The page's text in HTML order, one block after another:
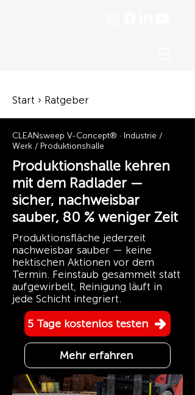
Start › Ratgeber
CLEANsweep V-Concept® · Industrie /
Werk / Produktionshalle
Produktionshalle kehren
mit dem Radlader —
sicher, nachweisbar
sauber, 80 % weniger Zeit
Produktionsfläche jederzeit
nachweisbar sauber — keine
hektischen Aktionen vor dem
Termin. Feinstaub gesammelt statt
aufgewirbelt, Reinigung läuft in
jede Schicht integriert.
5 Tage kostenlos testen
Mehr erfahren